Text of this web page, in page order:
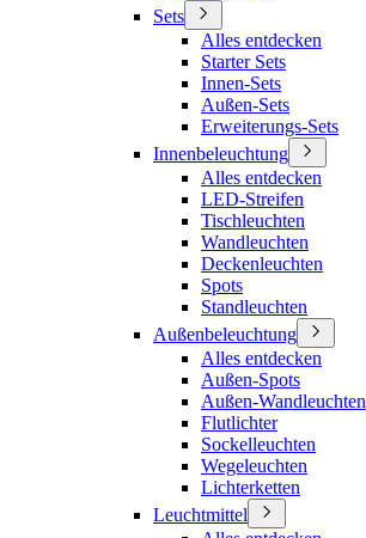
Sets
Alles entdecken
Starter Sets
Innen-Sets
Außen-Sets
Erweiterungs-Sets
Innenbeleuchtung
Alles entdecken
LED-Streifen
Tischleuchten
Wandleuchten
Deckenleuchten
Spots
Standleuchten
Außenbeleuchtung
Alles entdecken
Außen-Spots
Außen-Wandleuchten
Flutlichter
Sockelleuchten
Wegeleuchten
Lichterketten
Leuchtmittel